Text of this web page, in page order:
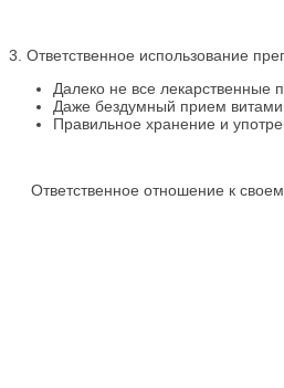
3. Ответственное использование
Далеко не все лекарственные
Даже бездумный прием
Правильное хранение и
Ответственное отношение к